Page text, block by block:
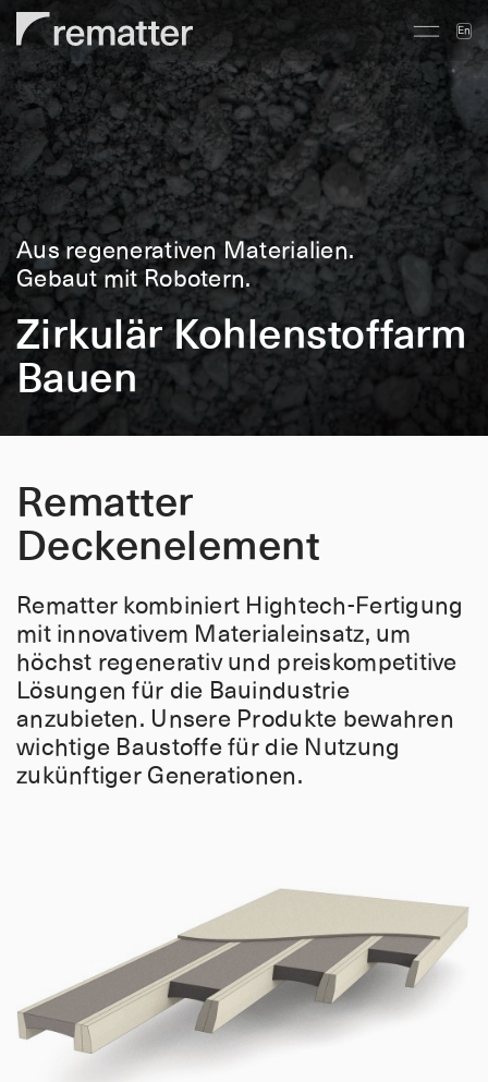
En
Aus regenerativen Materialien.
Gebaut mit Robotern.
Zirkulär Kohlenstoffarm
Bauen
Rematter
Deckenelement
Rematter kombiniert Hightech-Fertigung
mit innovativem Materialeinsatz, um
höchst regenerativ und preiskompetitive
Lösungen für die Bauindustrie
anzubieten. Unsere Produkte bewahren
wichtige Baustoffe für die Nutzung
zukünftiger Generationen.